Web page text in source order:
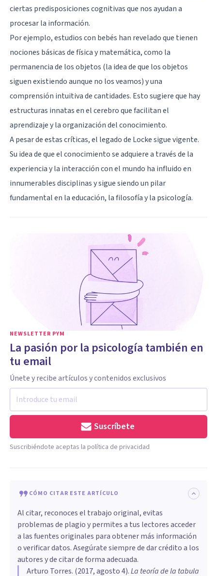
ciertas predisposiciones cognitivas que nos ayudan a
procesar la información.
Por ejemplo, estudios con bebés han revelado que tienen
nociones básicas de física y matemática, como la
permanencia de los objetos (la idea de que los objetos
siguen existiendo aunque no los veamos) y una
comprensión intuitiva de cantidades. Esto sugiere que hay
estructuras innatas en el cerebro que facilitan el
aprendizaje y la organización del conocimiento.
A pesar de estas críticas, el legado de Locke sigue vigente.
Su idea de que el conocimiento se adquiere a través de la
experiencia y la interacción con el mundo ha influido en
innumerables disciplinas y sigue siendo un pilar
fundamental en la educación, la filosofía y la psicología.
NEWSLETTER PYM
La pasión por la psicología también en
tu email
Únete y recibe artículos y contenidos exclusivos
Suscríbete
Suscribiéndote aceptas la política de privacidad
CÓMO CITAR ESTE ARTÍCULO
Al citar, reconoces el trabajo original, evitas
problemas de plagio y permites a tus lectores acceder
a las fuentes originales para obtener más información
o verificar datos. Asegúrate siempre de dar crédito a los
autores y de citar de forma adecuada.
Arturo Torres. (2017, agosto 4).La teoría de la tabula